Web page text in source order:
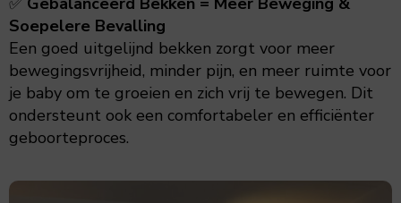
Soepelere Bevalling
Een goed uitgelijnd bekken zorgt voor meer
bewegingsvrijheid, minder pijn, en meer ruimte voor
je baby om te groeien en zich vrij te bewegen. Dit
ondersteunt ook een comfortabeler en efficiënter
geboorteproces.